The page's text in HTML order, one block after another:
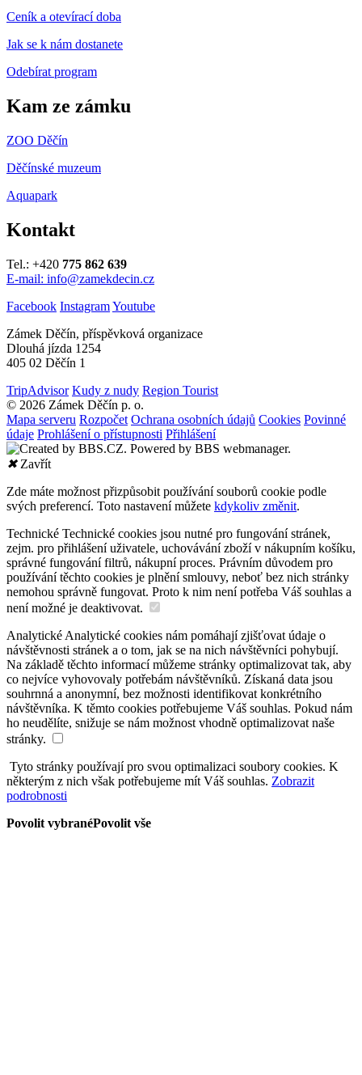
Ceník a otevírací doba
Jak se k nám dostanete
Odebírat program
Kam ze zámku
ZOO Děčín
Děčínské muzeum
Aquapark
Kontakt
Tel.: +420 775 862 639
E-mail: info@zamekdecin.cz
Facebook InstagramYoutube
Zámek Děčín, příspěvková organizace
Dlouhá jízda 1254
405 02 Děčín 1
TripAdvisor Kudy z nudy Region Tourist
© 2026 Zámek Děčín p. o.
Mapa serveru Rozpočet Ochrana osobních údajů Cookies Povinné
údaje Prohlášení o přístupnosti Přihlášení
✖Zavřít
Zde máte možnost přizpůsobit používání souborů cookie podle
svých preferencí. Toto nastavení můžete kdykoliv změnit.
Technické Technické cookies jsou nutné pro fungování stránek,
zejm. pro přihlášení uživatele, uchovávání zboží v nákupním košíku,
správné fungování filtrů, nákupní proces. Právním důvodem pro
používání těchto cookies je plnění smlouvy, neboť bez nich stránky
nemohou správně fungovat. Proto k nim není potřeba Váš souhlas a
není možné je deaktivovat.
Analytické Analytické cookies nám pomáhají zjišťovat údaje o
návštěvnosti stránek a o tom, jak se na nich návštěvníci pohybují.
Na základě těchto informací můžeme stránky optimalizovat tak, aby
co nejvíce vyhovovaly potřebám návštěvníků. Získaná data jsou
souhrnná a anonymní, bez možnosti identifikovat konkrétního
návštěvníka. K těmto cookies potřebujeme Váš souhlas. Pokud nám
ho neudělíte, snižuje se nám možnost vhodně optimalizovat naše
stránky.
Tyto stránky používají pro svou optimalizaci soubory cookies. K
některým z nich však potřebujeme mít Váš souhlas. Zobrazit
podrobnosti
Povolit vybranéPovolit vše